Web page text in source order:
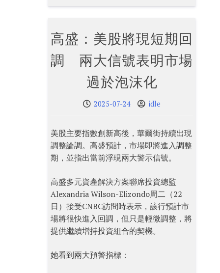
高盛：美股將現短期回
調 兩大信號表明市場
過於泡沫化
2025-07-24 idle
美股主要指數創新高後，華爾街持續出現
調整論調。高盛預計，市場即將進入調整
期，並指出當前浮現兩大警示信號。
高盛多元資產解決方案聯席投資總監
Alexandria Wilson-Elizondo周二（22
日）接受CNBC訪問時表示，該行預計市
場將很快進入回調，但只是輕微調整，將
提供繼續增持投資組合的契機。
她看到兩大預警指標：